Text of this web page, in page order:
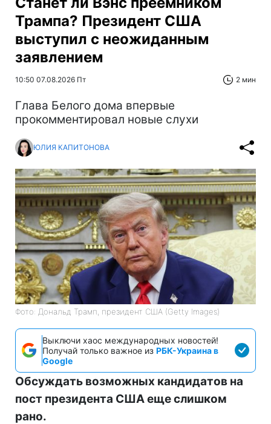
Трампа? Президент США
выступил с неожиданным
заявлением
10:50 07.08.2026 Пт 2 мин
Глава Белого дома впервые
прокомментировал новые слухи
ЮЛИЯ КАПИТОНОВА
Фото: Дональд Трамп, президент США (Getty Images)
Выключи хаос международных новостей!
Получай только важное из РБК-Украина в
Google
Обсуждать возможных кандидатов на
пост президента США еще слишком
рано.